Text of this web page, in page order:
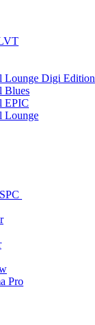
Lounge Digi Edition
Blues
EPIC
Lounge
Pro